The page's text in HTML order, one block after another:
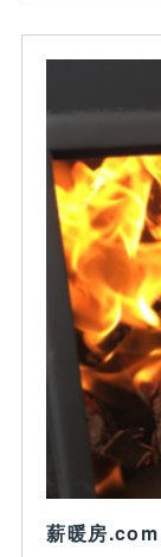
(1)
薪暖房.com